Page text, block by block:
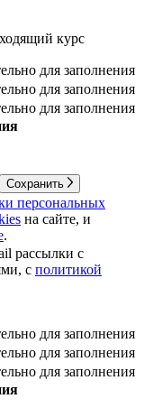
курс
для заполнения
для заполнения
для заполнения
Сохранить
персональных
на сайте, и
.
рассылки с
с политикой
для заполнения
для заполнения
для заполнения